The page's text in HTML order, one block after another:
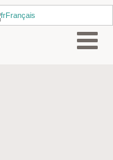
Français